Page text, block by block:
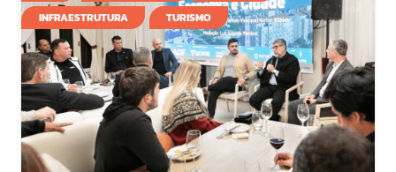
INFRAESTRUTURA
TURISMO